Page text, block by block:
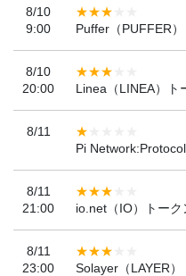
8/10
9:00
Puffer（PUFFER
8/10
20:00
Linea（LINEA）ト
8/11
Pi
8/11
21:00
io.net（IO）トーク
8/11
23:00
Solayer（LAYER